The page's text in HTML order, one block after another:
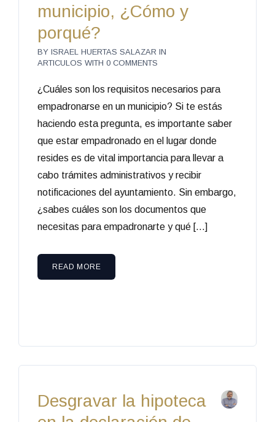
municipio, ¿Cómo y
porqué?
BY ISRAEL HUERTAS SALAZAR IN
ARTICULOS WITH 0 COMMENTS
¿Cuáles son los requisitos necesarios para
empadronarse en un municipio? Si te estás
haciendo esta pregunta, es importante saber
que estar empadronado en el lugar donde
resides es de vital importancia para llevar a
cabo trámites administrativos y recibir
notificaciones del ayuntamiento. Sin embargo,
¿sabes cuáles son los documentos que
necesitas para empadronarte y qué […]
READ MORE
Desgravar la hipoteca